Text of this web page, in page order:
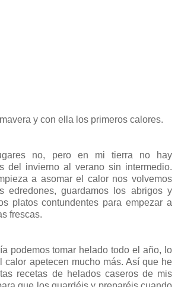
y con ella los primeros calores.
no, pero en mi tierra no hay
del invierno al verano sin intermedio.
a asomar el calor nos volvemos
edredones, guardamos los abrigos y
platos contundentes para empezar a
frescas.
podemos tomar helado todo el año, lo
calor apetecen mucho más. Así que he
recetas de helados caseros de mis